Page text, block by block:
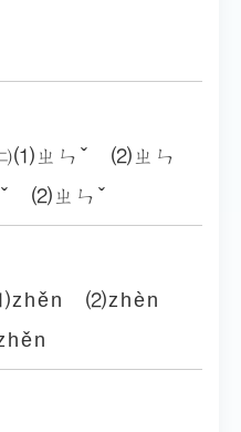
⑴ㄓㄣˇ ⑵ㄓㄣ
⑵ㄓㄣˇ
⑵zhèn